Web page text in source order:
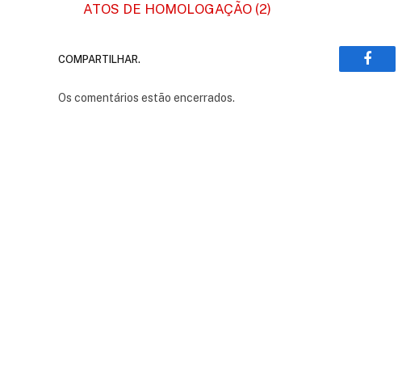
ATOS DE HOMOLOGAÇÃO (2)
COMPARTILHAR.
Os comentários estão encerrados.